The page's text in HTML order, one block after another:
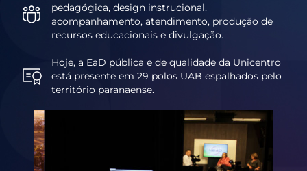
pedagógica, design instrucional,
acompanhamento, atendimento, produção de
recursos educacionais e divulgação.
Hoje, a EaD pública e de qualidade da Unicentro
está presente em 29 polos UAB espalhados pelo
território paranaense.